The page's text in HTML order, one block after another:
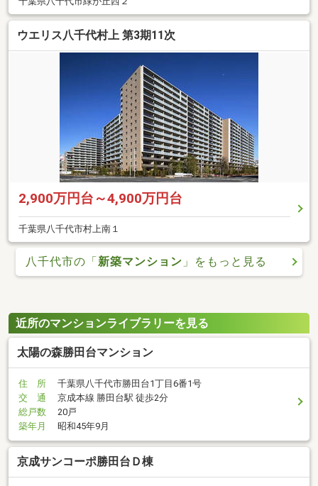
ウエリス八千代村上 第3期11次
2,900万円台～4,900万円台
千葉県八千代市村上南１
八千代市の「 新築マンション 」をもっと見る
近所のマンションライブラリーを見る
太陽の森勝田台マンション
住 所
千葉県八千代市勝田台1丁目6番1号
交 通
京成本線 勝田台駅 徒歩2分
総戸数
20戸
築年月
昭和45年9月
京成サンコーポ勝田台Ｄ棟